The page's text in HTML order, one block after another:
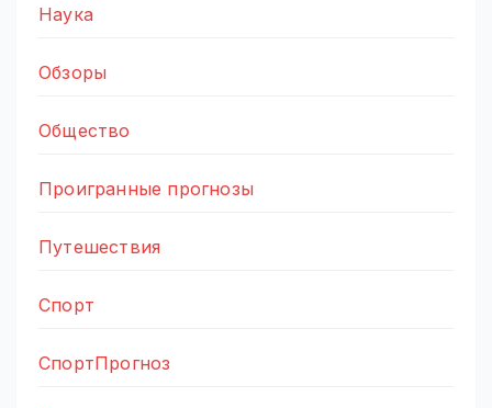
Наука
Обзоры
Общество
Проигранные прогнозы
Путешествия
Спорт
СпортПрогноз